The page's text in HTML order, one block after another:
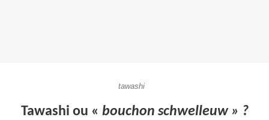
tawashi
Tawashi ou « bouchon schwelleuw » ?